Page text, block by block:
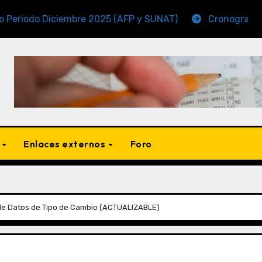
Diciembre 2025 (AFP y SUNAT) Cronogramas de
Enlaces externos Foro
Datos de Tipo de Cambio (ACTUALIZABLE)